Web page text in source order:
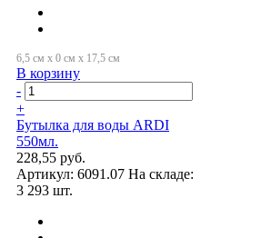
В корзину
-
+
Бутылка для воды ARDI
550мл.
228,55 руб.
Артикул: 6091.07 На складе:
3 293 шт.